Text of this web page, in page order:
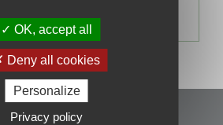
URBAIN DURABL
OK, accept all
Deny all cookies
Personalize
Privacy policy